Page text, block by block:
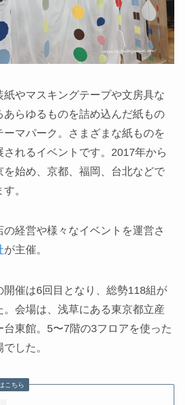
紙やマスキングテープや文房具な
あらゆるものを詰め込んだ紙もの
ーマパーク。さまざまな紙ものを
れるイベントです。2017年から
を始め、京都、福岡、台北などで
。
の経営や様々なイベントを運営さ
が主催。
開催は6回目となり、総勢118組が
。会場は、浅草にある東京都立産
台東館。5〜7階の3フロアを使った
した。
こちら